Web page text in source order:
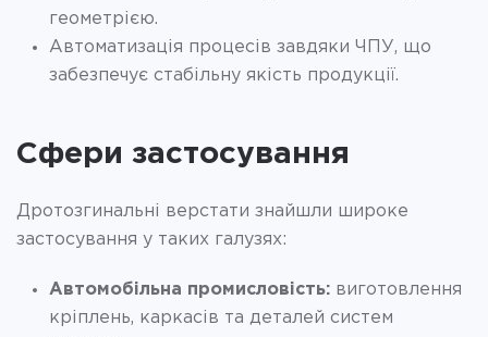
геометрією.
Автоматизація процесів завдяки ЧПУ, що
забезпечує стабільну якість продукції.
Сфери застосування
Дротозгинальні верстати знайшли широке
застосування у таких галузях:
Автомобільна промисловість: виготовлення
кріплень, каркасів та деталей систем